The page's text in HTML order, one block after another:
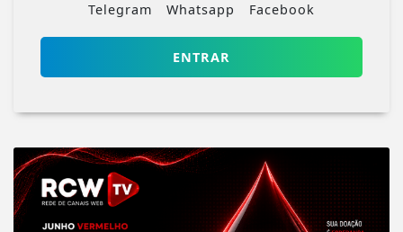
Telegram Whatsapp Facebook
ENTRAR